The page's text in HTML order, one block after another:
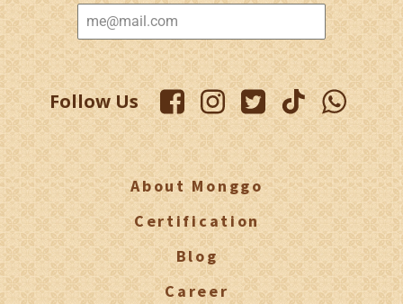
Follow Us
About Monggo
Certification
Blog
Career